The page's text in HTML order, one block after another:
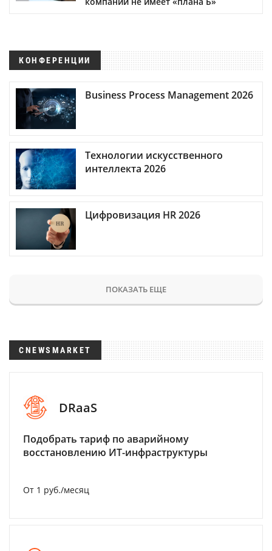
КОНФЕРЕНЦИИ
Business Process Management 2026
Технологии искусственного
интеллекта 2026
Цифровизация HR 2026
ПОКАЗАТЬ ЕЩЕ
CNEWSMARKET
DRaaS
Подобрать тариф по аварийному
восстановлению ИТ-инфраструктуры
От 1 руб./месяц